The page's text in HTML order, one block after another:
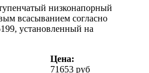
низконапорный
всасыванием согласно
установленный на
Цена:
71653 руб